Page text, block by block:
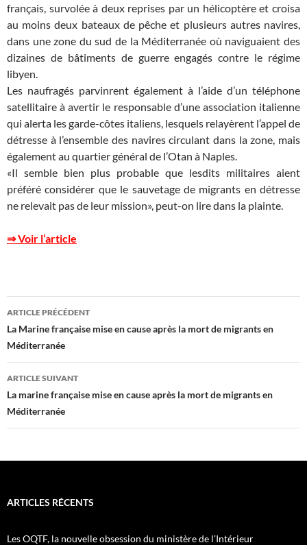
français, survolée à deux reprises par un hélicoptère et croisa
au moins deux bateaux de pêche et plusieurs autres navires,
dans une zone du sud de la Méditerranée où naviguaient des
dizaines de bâtiments de guerre engagés contre le régime
libyen.
Les naufragés parvinrent également à l’aide d’un téléphone
satellitaire à avertir le responsable d’une association italienne
qui alerta les garde-côtes italiens, lesquels relayèrent l’appel de
détresse à l’ensemble des navires circulant dans la zone, mais
également au quartier général de l’Otan à Naples.
«Il semble bien plus probable que lesdits militaires aient
préféré considérer que le sauvetage de migrants en détresse
ne relevait pas de leur mission», peut-on lire dans la plainte.
⇒ Voir l’article
Navigation
des
articles
ARTICLE PRÉCÉDENT
La Marine française mise en cause après la mort de migrants en
Méditerranée
ARTICLE SUIVANT
La marine française mise en cause après la mort de migrants en
Méditerranée
ARTICLES RÉCENTS
Les OQTF, la nouvelle obsession du ministère de l’Intérieur